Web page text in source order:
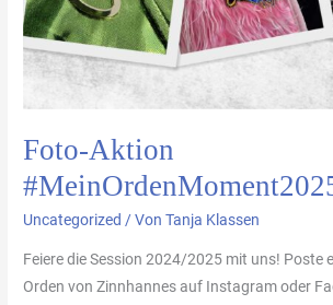
Foto-Aktion
Uncategorized / VonTanja Klassen
Feiere die Session 2024/2025 mit uns! Poste
Orden von Zinnhannes auf Instagram oder